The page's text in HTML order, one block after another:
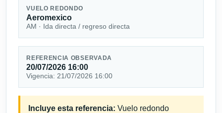
VUELO REDONDO
Aeromexico
AM · Ida directa / regreso directa
REFERENCIA OBSERVADA
20/07/2026 16:00
Vigencia: 21/07/2026 16:00
Incluye esta referencia: Vuelo redondo